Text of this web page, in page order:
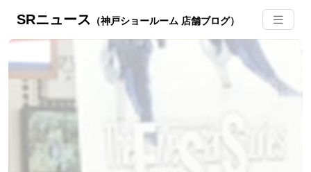
SRニュース （神戸ショールーム 店舗ブログ）